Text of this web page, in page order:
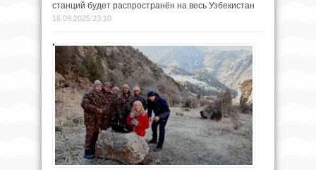
станций будет распространён на весь Узбекистан
16.09.2025 23:10